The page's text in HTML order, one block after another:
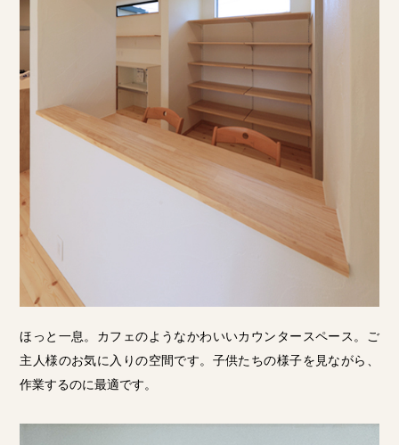
ほっと一息。カフェのようなかわいいカウンタースペース。ご
主人様のお気に入りの空間です。子供たちの様子を見ながら、
作業するのに最適です。